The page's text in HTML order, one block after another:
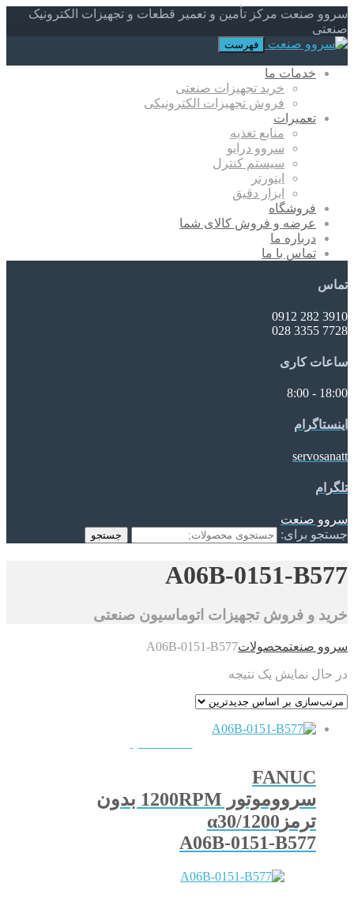
سروو صنعت مرکز تأمین و تعمیر قطعات و تجهیزات الکترونیک
صنعتی
فهرست
خدمات ما
خرید تجهیزات صنعتی
فروش تجهیزات الکترونیکی
تعمیرات
منابع تغذیه
سروو درایو
سیستم کنترل
اینورتر
ابزار دقیق
فروشگاه
عرضه و فروش کالای شما
درباره ما
تماس با ما
تماس
3910 282 0912
7728 3355 028
ساعات کاری
18:00 - 8:00
اینستاگرام
servosanatt
تلگرام
سروو صنعت
جستجو برای:
جستجو
A06B-0151-B577
خرید و فروش تجهیزات اتوماسیون صنعتی
سروو صنعتمحصولاتA06B-0151-B577
در حال نمایش یک نتیجه
FANUC
سرووموتور 1200RPM بدون
ترمزα30/1200
A06B-0151-B577